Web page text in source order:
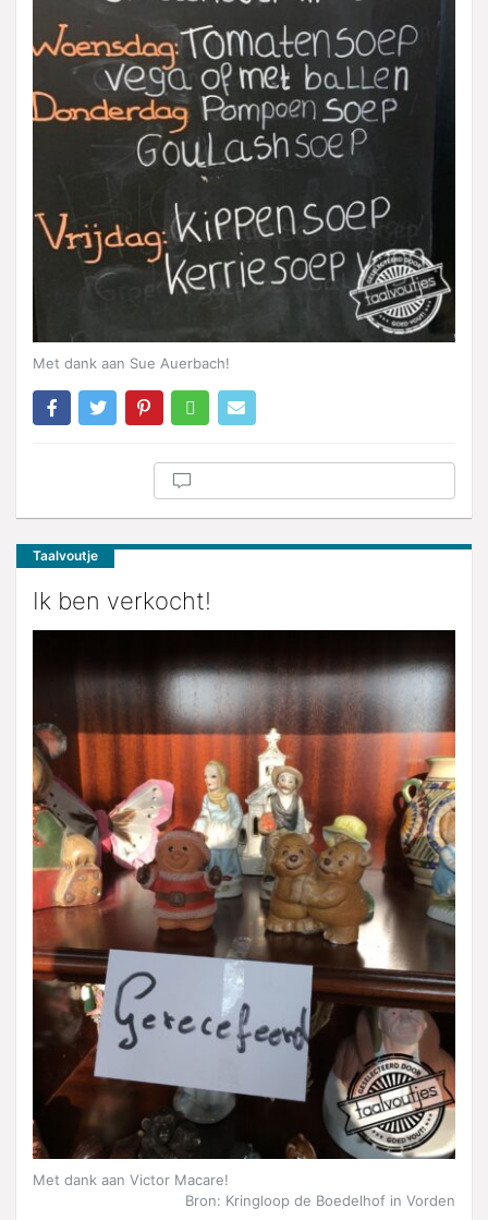
Met dank aan Sue Auerbach!
Taalvoutje
Ik ben verkocht!
Met dank aan Victor Macare!
Bron: Kringloop de Boedelhof in Vorden